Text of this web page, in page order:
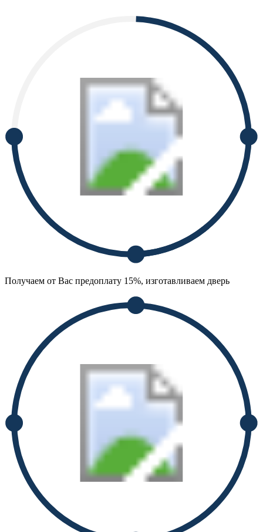
Получаем от Вас предоплату 15%, изготавливаем дверь